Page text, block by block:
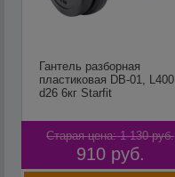
Гантель разборная
пластиковая DB-01, L400
d26 6кг Starfit
Старая цена: 1 130 руб.
910 руб.